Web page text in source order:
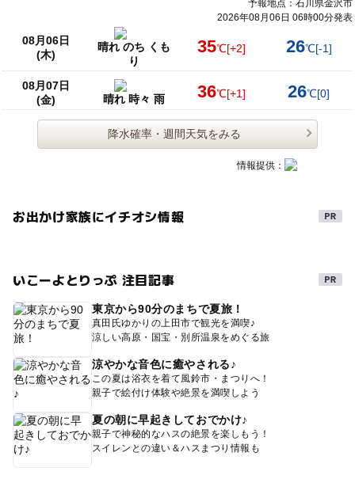
予報地点：石川県金沢市
2026年08月06日 06時00分発表
08月06日
(木)
晴れ のち くも
り
35℃[+2] 26℃[-1]
08月07日
(金)
晴れ 時々 雨 36℃[+1] 26℃[0]
降水確率・週間天気をみる
情報提供：
お出かけ家族にイチオシ情報
いこーよとりっぷ 注目記事
東京から90分のまちで夏旅！
真田氏ゆかりの上田市で観光を満喫♪
涼しい高原・国宝・別所温泉をめぐる旅
涼やかな音色に癒やされる♪
この夏は浴衣を着て風鈴市・まつりへ！
親子で絵付け体験や絶景を満喫しよう
夏の朝に早起きしておでかけ♪
親子で神秘的なハスの絶景を楽しもう！
スイレンとの違い＆ハスまつり情報も